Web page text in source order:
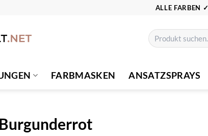
ALLE FARBEN ✓
Suchen
nach:
FARBMASKEN ANSATZSPRAYS